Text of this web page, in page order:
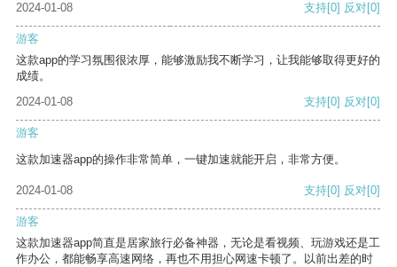
2024-01-08
支持[0] 反对[0]
游客
这款app的学习氛围很浓厚，能够激励我不断学习，让我能够取得更好的
成绩。
2024-01-08
支持[0] 反对[0]
游客
这款加速器app的操作非常简单，一键加速就能开启，非常方便。
2024-01-08 支持[0] 反对[0]
游客
这款加速器app简直是居家旅行必备神器，无论是看视频、玩游戏还是工
作办公，都能畅享高速网络，再也不用担心网速卡顿了。以前出差的时